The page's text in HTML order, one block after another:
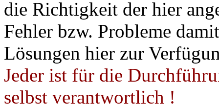
die Richtigkeit der hier
Fehler bzw. Probleme
Lösungen hier zur
Jeder ist für die
selbst verantwortlich !